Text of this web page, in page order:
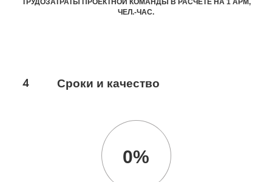
ЧЕЛ.-ЧАС.
4 Сроки и качество
0%